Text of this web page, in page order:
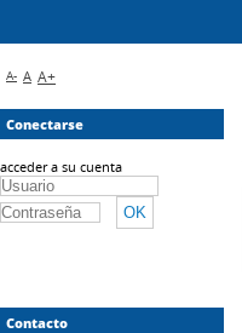
A- A A+
Conectarse
acceder a su cuenta
Contacto